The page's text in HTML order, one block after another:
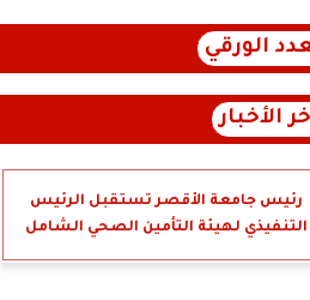
الورقي
الأخبار
رئيس جامعة الأقصر تستقبل الرئيس
التنفيذي لهيئة التأمين الصحي الشامل